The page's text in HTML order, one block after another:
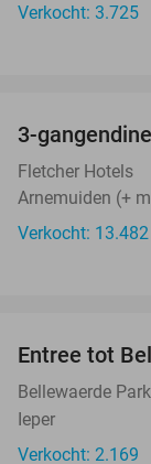
Verkocht: 3.725
3-
Fletcher Hotels
Arnemuiden (+
Verkocht: 13.482
Entree tot
Bellewaerde Park
Ieper
Verkocht: 2.169